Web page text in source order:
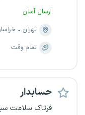
ارسال آسان
تهران
تمام وقت
حسابدار
فرتاک سلامت